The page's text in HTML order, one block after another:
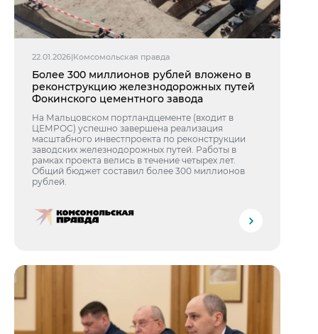
22.01.2026|Комсомольская правда
Более 300 миллионов рублей вложено в
реконструкцию железнодорожных путей
Фокинского цементного завода
На Мальцовском портландцементе (входит в
ЦЕМРОС) успешно завершена реализация
масштабного инвестпроекта по реконструкции
заводских железнодорожных путей. Работы в
рамках проекта велись в течение четырех лет.
Общий бюджет составил более 300 миллионов
рублей.